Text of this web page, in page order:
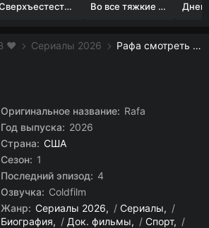
Сверхъестественное Во все тяжкие 1-5 сезон
❤️ Сериалы 2026 Рафа смотреть онлайн бесплатно
Оригинальное название: Rafa
Год выпуска: 2026
Страна: США
Сезон: 1
Последний эпизод: 4
Озвучка: Coldfilm
Жанр: Сериалы 2026 / Сериалы
/
Биография
/ Док. фильмы / Спорт
/